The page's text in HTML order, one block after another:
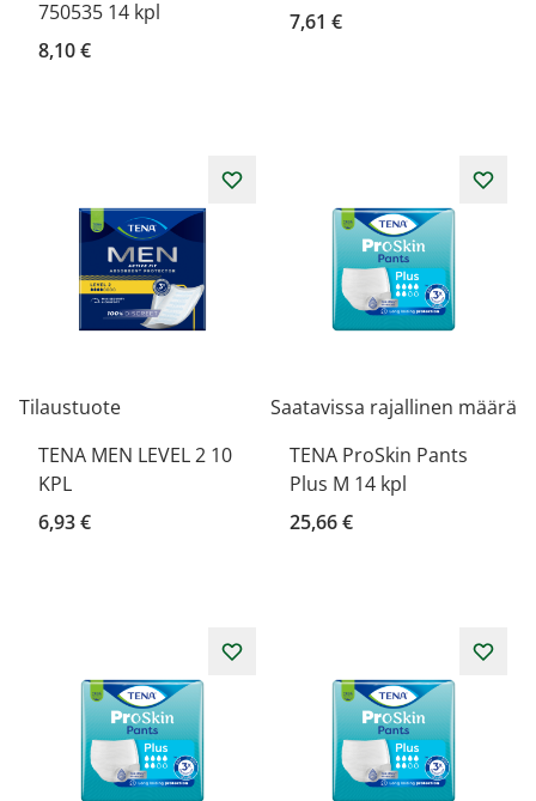
750535 14 kpl
8,10 €
7,61 €
Tilaustuote
TENA MEN LEVEL 2 10
KPL
6,93 €
Saatavissa rajallinen määrä
TENA ProSkin Pants
Plus M 14 kpl
25,66 €